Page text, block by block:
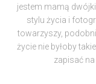
jestem mamą
stylu życia i
towarzyszy,
życie nie byłoby
zapisać